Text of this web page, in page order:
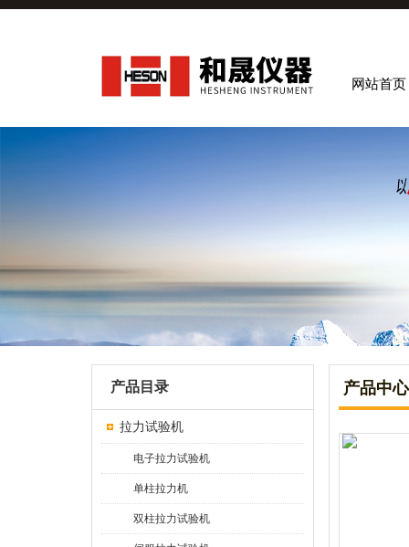
网站首页
产品目录
拉力试验机
电子拉力试验机
单柱拉力机
双柱拉力试验机
产品中心